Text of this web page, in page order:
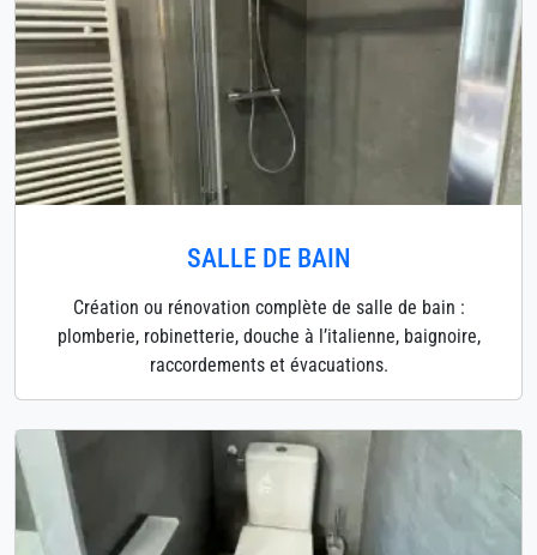
SALLE DE BAIN
Création ou rénovation complète de salle de bain :
plomberie, robinetterie, douche à l’italienne, baignoire,
raccordements et évacuations.